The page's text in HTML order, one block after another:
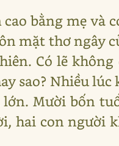
bằng mẹ và
mặt thơ ngây
Có lẽ
sao? Nhiều
Mười bốn
hai con người